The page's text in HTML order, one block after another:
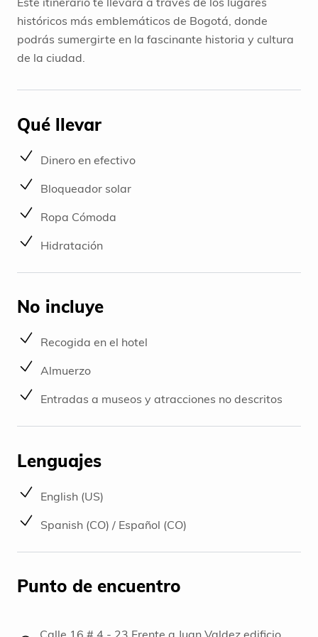
históricos más emblemáticos de Bogotá, donde
podrás sumergirte en la fascinante historia y cultura
de la ciudad.
Qué llevar
Dinero en efectivo
Bloqueador solar
Ropa Cómoda
Hidratación
No incluye
Recogida en el hotel
Almuerzo
Entradas a museos y atracciones no descritos
Lenguajes
English (US)
Spanish (CO) / Español (CO)
Punto de encuentro